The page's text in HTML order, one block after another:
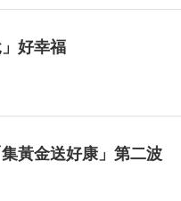
好幸福
黃金送好康」第二波